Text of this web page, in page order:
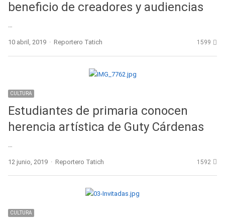
beneficio de creadores y audiencias
10 abril, 2019 Author
Reportero Tatich 1599
CULTURA
Estudiantes de primaria conocen
herencia artística de Guty Cárdenas
12 junio, 2019 Author
Reportero Tatich 1592
CULTURA